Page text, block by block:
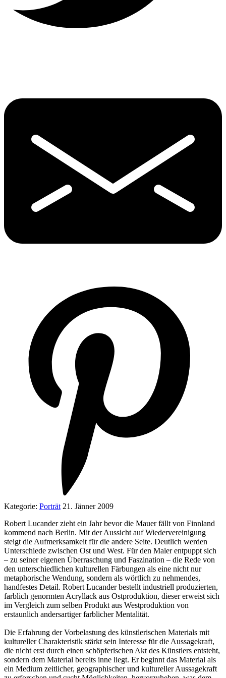
Kategorie: Porträt 21. Jänner 2009
Robert Lucander zieht ein Jahr bevor die Mauer fällt von Finnland
kommend nach Berlin. Mit der Aussicht auf Wiedervereinigung
steigt die Aufmerksamkeit für die andere Seite. Deutlich werden
Unterschiede zwischen Ost und West. Für den Maler entpuppt sich
– zu seiner eigenen Überraschung und Faszination – die Rede von
den unterschiedlichen kulturellen Färbungen als eine nicht nur
metaphorische Wendung, sondern als wörtlich zu nehmendes,
handfestes Detail. Robert Lucander bestellt industriell produzierten,
farblich genormten Acryllack aus Ostproduktion, dieser erweist sich
im Vergleich zum selben Produkt aus Westproduktion von
erstaunlich andersartiger farblicher Mentalität.
Die Erfahrung der Vorbelastung des künstlerischen Materials mit
kultureller Charakteristik stärkt sein Interesse für die Aussagekraft,
die nicht erst durch einen schöpferischen Akt des Künstlers entsteht,
sondern dem Material bereits inne liegt. Er beginnt das Material als
ein Medium zeitlicher, geographischer und kultureller Aussagekraft